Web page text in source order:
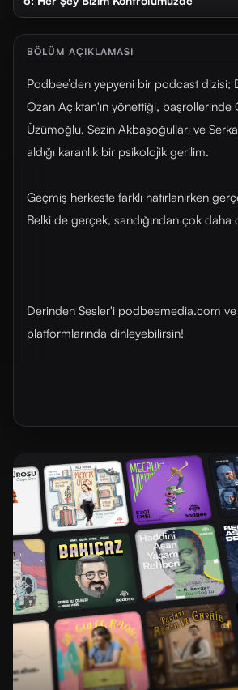
BÖLÜM AÇIKLAMASI
Podbee’den yepyeni bir podcast dizisi;
Ozan Açıktan'ın yönettiği, başrollerinde
Üzümoğlu, Sezin Akbaşoğulları ve
aldığı karanlık bir psikolojik gerilim.
Geçmiş herkeste farklı hatırlanırken
Belki de gerçek, sandığından çok daha
Derinden Sesler'i podbeemedia.com
platformlarında dinleyebilirsin!